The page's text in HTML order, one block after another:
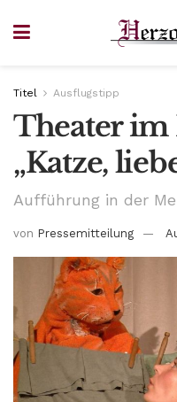
Titel Ausflugstipp
Theater im
„Katze,
Aufführung in der
von Pressemitteilung